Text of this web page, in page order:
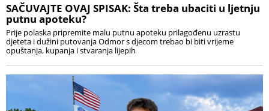
SAČUVAJTE OVAJ SPISAK: Šta treba ubaciti u ljetnju
putnu apoteku?
Prije polaska pripremite malu putnu apoteku prilagođenu uzrastu
djeteta i dužini putovanja Odmor s djecom trebao bi biti vrijeme
opuštanja, kupanja i stvaranja lijepih